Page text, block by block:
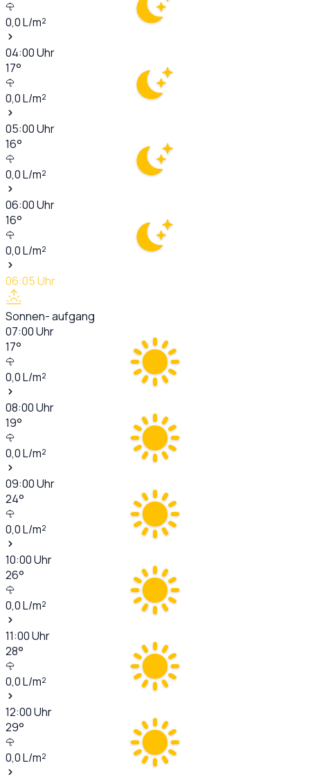
0,0L/m²
04:00Uhr
17°
0,0L/m²
05:00Uhr
16°
0,0L/m²
06:00Uhr
16°
0,0L/m²
06:05Uhr
Sonnen- aufgang
07:00Uhr
17°
0,0L/m²
08:00Uhr
19°
0,0L/m²
09:00Uhr
24°
0,0L/m²
10:00Uhr
26°
0,0L/m²
11:00Uhr
28°
0,0L/m²
12:00Uhr
29°
0,0L/m²